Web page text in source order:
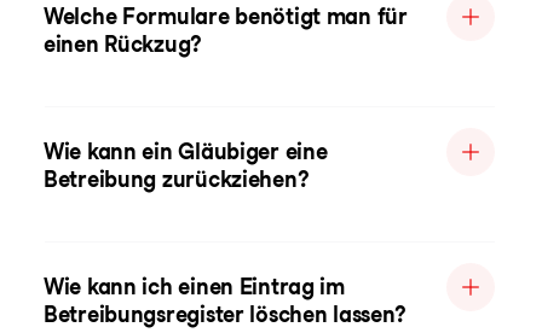
Welche Formulare benötigt man für
einen Rückzug?
Wie kann ein Gläubiger eine
Betreibung zurückziehen?
Wie kann ich einen Eintrag im
Betreibungsregister löschen lassen?